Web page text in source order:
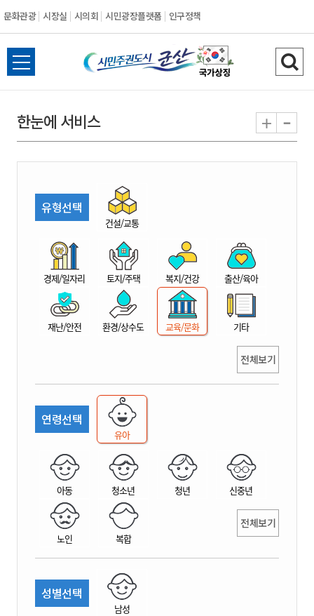
문화관광 시장실 시의회 시민광장플랫폼 인구정책
시
민
권
시
산
전
체
뉴
열
검
색
기
한눈에 서비스 + -
유형선택
건설/교통
경제/일자리 토지/주택 복지/건강 출산/육아
재난/안전 환경/상수도 교육/문화 기타
전체보기
연령선택
유아
아동 청소년 청년 신중년
노인 복합
전체보기
성별선택
남성